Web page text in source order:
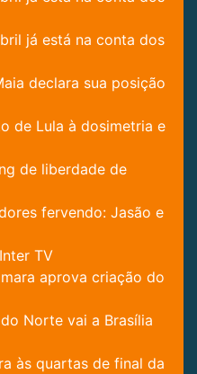
já está na conta dos
declara sua posição
de Lula à dosimetria e
de liberdade de
fervendo: Jasão e
TV
aprova criação do
Norte vai a Brasília
às quartas de final da